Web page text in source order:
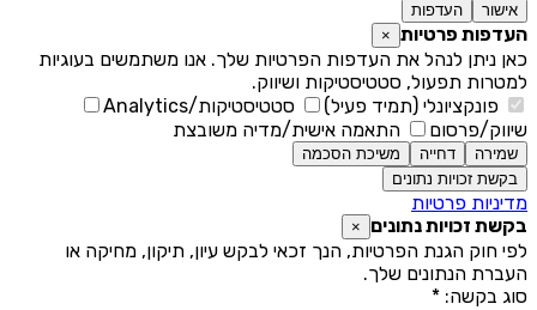
אישור העדפות
פרטיות ×
ניתן לנהל את העדפות הפרטיות שלך. אנו משתמשים בעוגיות
תפעול, סטטיסטיקות ושיווק.
פונקציונלי (תמיד פעיל)
סטטיסטיקות/Analytics
פרסום
התאמה אישית/מדיה משובצת
שמירה דחייה
משיכת הסכמה
בקשת זכויות נתונים
פרטיות
זכויות נתונים ×
חוק הגנת הפרטיות, הנך זכאי לבקש עיון, תיקון, מחיקה או
הנתונים שלך.
בקשה: *